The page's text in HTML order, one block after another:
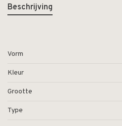
Beschrijving
Vorm
Kleur
Grootte
Type